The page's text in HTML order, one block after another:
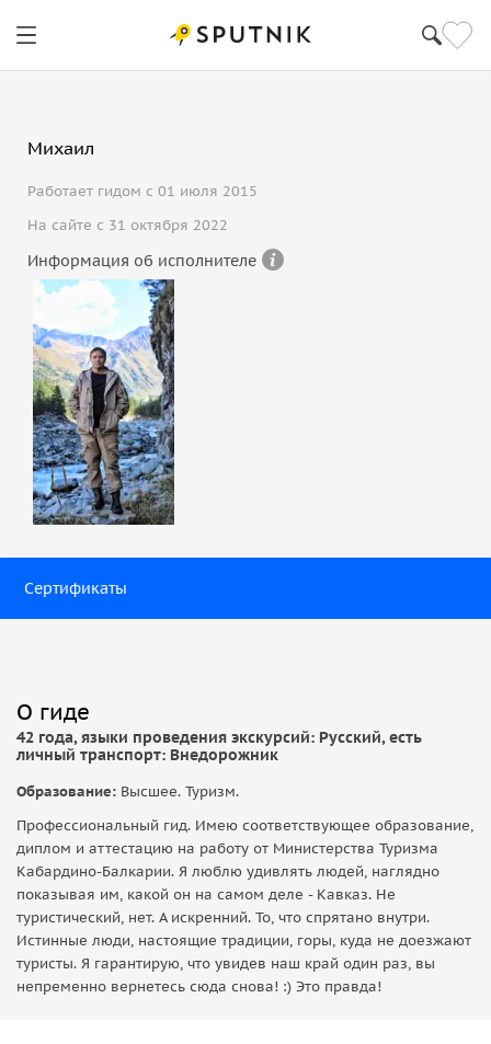
Михаил
Работает гидом с 01 июля 2015
На сайте с 31 октября 2022
Информация об исполнителе
Сертификаты
О гиде
42 года, языки проведения экскурсий: Русский, есть
личный транспорт: Внедорожник
Образование: Высшее. Туризм.
Профессиональный гид. Имею соответствующее образование,
диплом и аттестацию на работу от Министерства Туризма
Кабардино-Балкарии. Я люблю удивлять людей, наглядно
показывая им, какой он на самом деле - Кавказ. Не
туристический, нет. А искренний. То, что спрятано внутри.
Истинные люди, настоящие традиции, горы, куда не доезжают
туристы. Я гарантирую, что увидев наш край один раз, вы
непременно вернетесь сюда снова! :) Это правда!